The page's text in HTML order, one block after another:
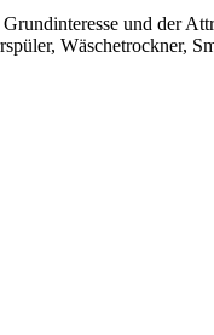
und der
Wäschetrockner,